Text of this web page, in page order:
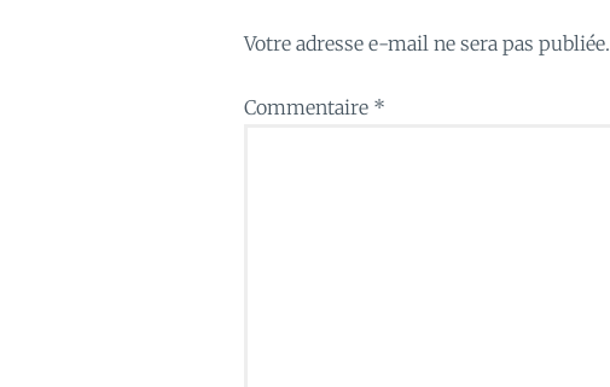
Votre adresse e-mail ne sera pas publiée.
Commentaire *